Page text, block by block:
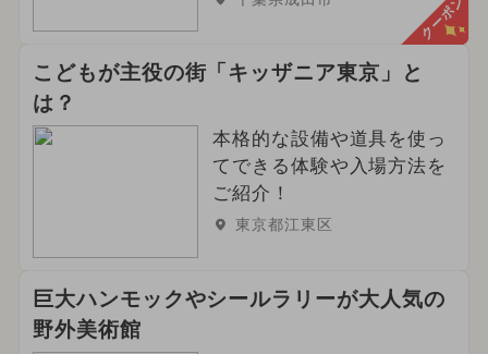
クーポン
こどもが主役の街「キッザニア東京」と
は？
本格的な設備や道具を使っ
てできる体験や入場方法を
ご紹介！
東京都江東区
巨大ハンモックやシールラリーが大人気の
野外美術館